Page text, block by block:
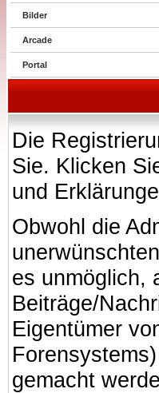
Bilder
Arcade
Portal
Die
Sie. Klicken
und
Obwohl die
es unmöglich,
Beiträge/
Eigentümer
gemacht